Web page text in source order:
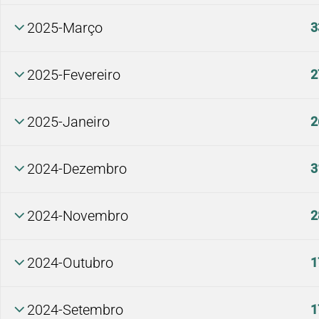
2025-Março
2025-Fevereiro
2025-Janeiro
2024-Dezembro
2024-Novembro
2024-Outubro
2024-Setembro